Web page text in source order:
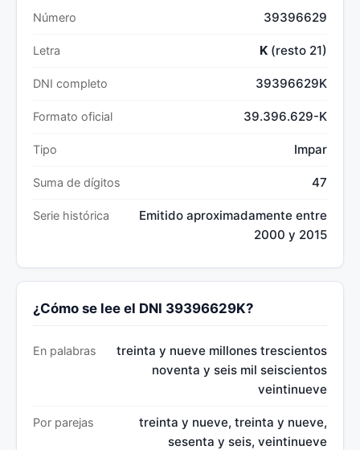
Número 39396629
Letra K (resto 21)
DNI completo 39396629K
Formato oficial 39.396.629-K
Tipo Impar
Suma de dígitos 47
Serie histórica
Emitido aproximadamente entre
2000 y 2015
¿Cómo se lee el DNI 39396629K?
En palabras
treinta y nueve millones trescientos
noventa y seis mil seiscientos
veintinueve
Por parejas
treinta y nueve, treinta y nueve,
sesenta y seis, veintinueve